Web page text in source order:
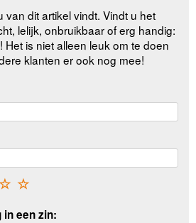
van dit artikel vindt. Vindt u het
lelijk, onbruikbaar of erg handig:
Het is niet alleen leuk om te doen
klanten er ook nog mee!
☆
een zin: